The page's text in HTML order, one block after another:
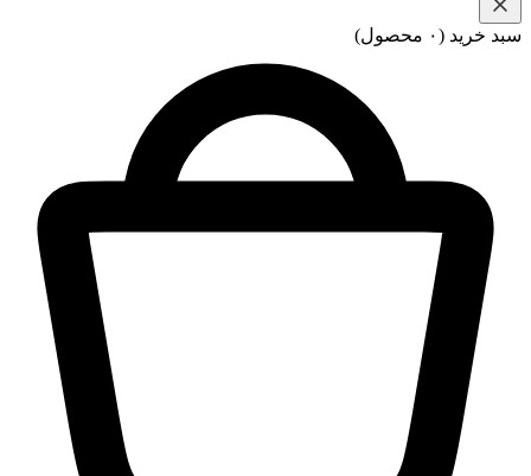
سبد خرید (۰ محصول)